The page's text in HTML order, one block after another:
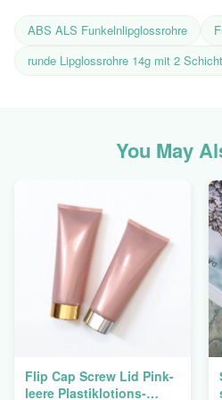
ABS ALS Funkelnlipglossrohre
runde Lipglossrohre 14g mit 2
You May
Flip Cap Screw Lid Pink-
leere Plastiklotions-